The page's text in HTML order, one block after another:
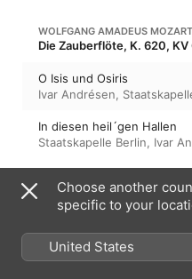
WOLFGANG AMADEUS MOZART
O Isis und Osiris
Ivar Andrésen,
In diesen heil´gen Hallen
Staatskapelle Berlin, Ivar
HALÉVY: DIE JÜDIN
Wenn ew´ger Hass
Ivar Andrésen
Choose another
specific to your
United States